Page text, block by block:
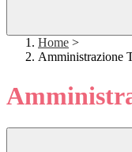
Home >
Amministrazione